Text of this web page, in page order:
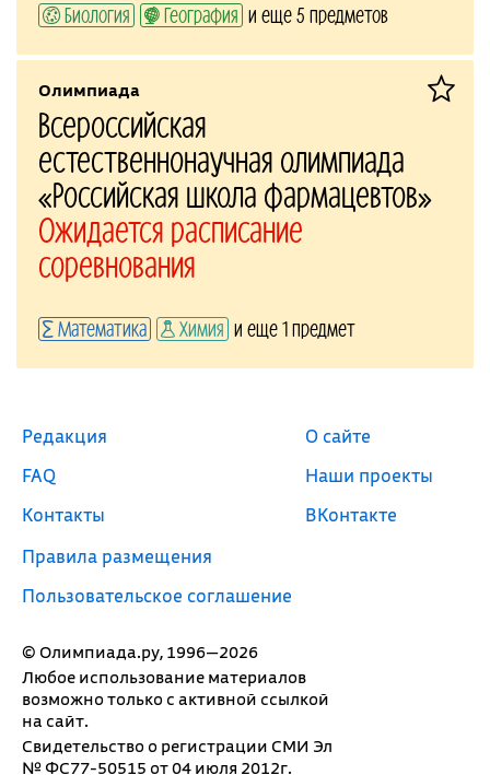
Биология География и еще 5 предметов
Олимпиада
Всероссийская
естественнонаучная олимпиада
«Российская школа фармацевтов»
Ожидается расписание
соревнования
Математика Химия и еще 1 предмет
© Олимпиада.ру, 1996—2026
Любое использование материалов
возможно только с активной ссылкой
на сайт.
Свидетельство о регистрации СМИ Эл
№ ФС77-50515 от 04 июля 2012г.
Редакция
FAQ
Контакты
Правила размещения
Пользовательское соглашение
О сайте
Наши проекты
ВКонтакте